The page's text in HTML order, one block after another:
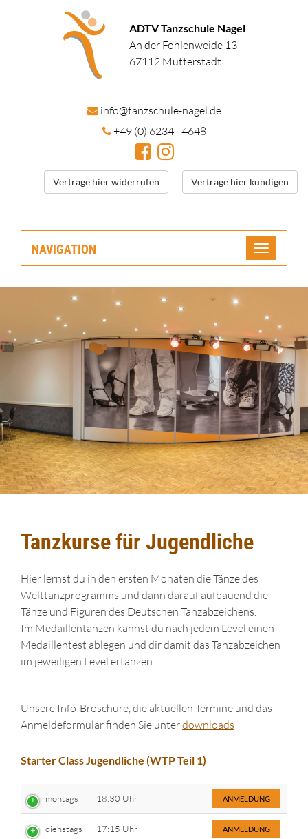
ADTV Tanzschule Nagel
An der Fohlenweide 13
67112 Mutterstadt
info@tanzschule-nagel.de
+49 (0) 6234 - 4648
Verträge hier widerrufen Verträge hier kündigen
NAVIGATION
Toggle
Tanzkurse für Jugendliche
Hier lernst du in den ersten Monaten die Tänze des
Welttanzprogramms und dann darauf aufbauend die
Tänze und Figuren des Deutschen Tanzabzeichens.
Im Medaillentanzen kannst du nach jedem Level einen
Medaillentest ablegen und dir damit das Tanzabzeichen
im jeweiligen Level ertanzen.
Unsere Info-Broschüre, die aktuellen Termine und das
Anmeldeformular finden Sie unterdownloads
Starter Class Jugendliche (WTP Teil 1)
montags 18:30 Uhr ANMELDUNG
dienstags 17:15 Uhr ANMELDUNG